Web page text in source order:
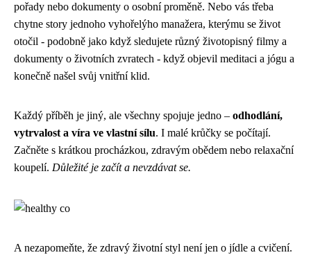
pořady nebo dokumenty o osobní proměně. Nebo vás třeba
chytne story jednoho vyhořelýho manažera, kterýmu se život
otočil - podobně jako když sledujete různý životopisný filmy a
dokumenty o životních zvratech - když objevil meditaci a jógu a
konečně našel svůj vnitřní klid.
Každý příběh je jiný, ale všechny spojuje jedno – odhodlání,
vytrvalost a víra ve vlastní sílu. I malé krůčky se počítají.
Začněte s krátkou procházkou, zdravým obědem nebo relaxační
koupelí. Důležité je začít a nevzdávat se.
A nezapomeňte, že zdravý životní styl není jen o jídle a cvičení.